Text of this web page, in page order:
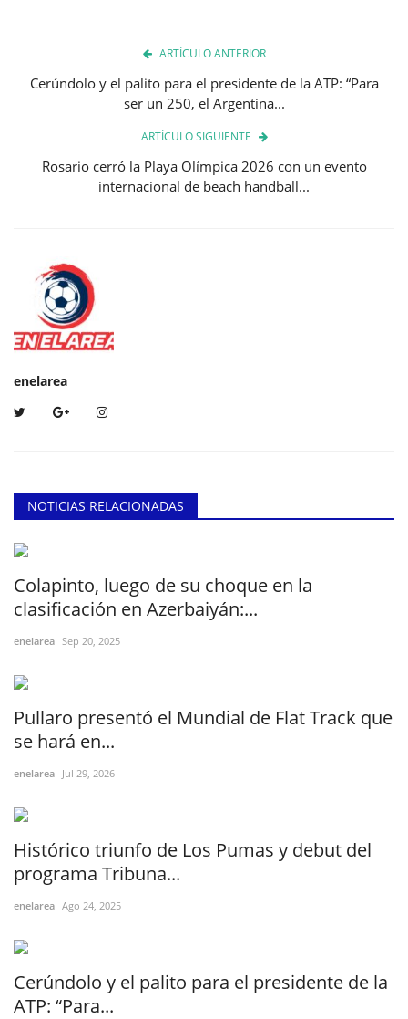
ARTÍCULO ANTERIOR
Cerúndolo y el palito para el presidente de la ATP: “Para
ser un 250, el Argentina...
ARTÍCULO SIGUIENTE
Rosario cerró la Playa Olímpica 2026 con un evento
internacional de beach handball...
enelarea
NOTICIAS RELACIONADAS
Colapinto, luego de su choque en la
clasificación en Azerbaiyán:...
enelarea Sep 20, 2025
Pullaro presentó el Mundial de Flat Track que
se hará en...
enelarea Jul 29, 2026
Histórico triunfo de Los Pumas y debut del
programa Tribuna...
enelarea Ago 24, 2025
Cerúndolo y el palito para el presidente de la
ATP: “Para...